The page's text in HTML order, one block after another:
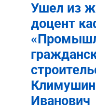
Ушел из
доцент
Иванович